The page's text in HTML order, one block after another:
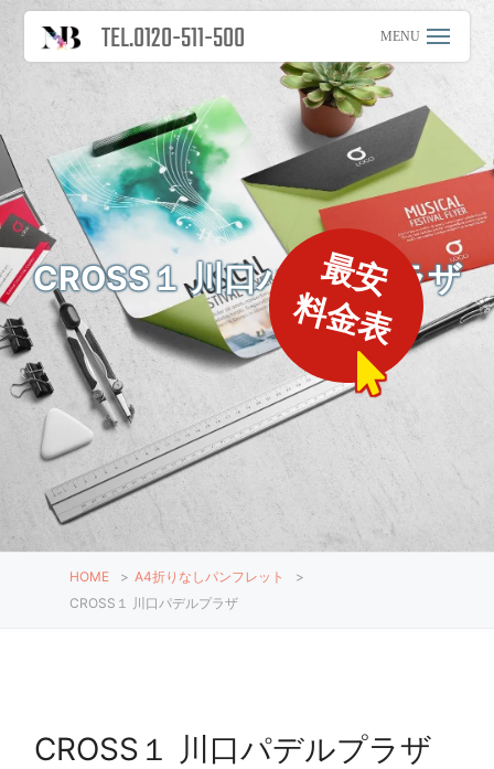
TEL.0120-511-500
CROSS１ 川口パデルプラザ
最安
料金表
HOME > A4折りなしパンフレット
>
CROSS１ 川口パデルプラザ
CROSS１ 川口パデルプラザ